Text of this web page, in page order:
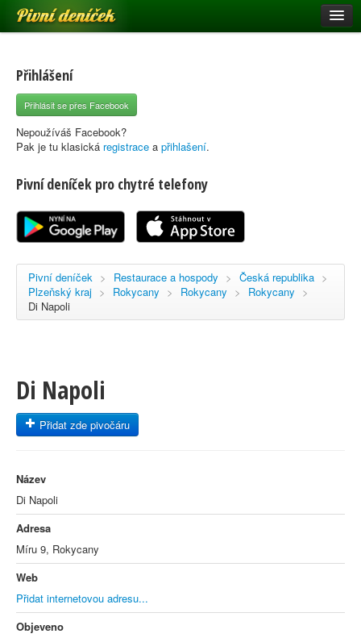
Pivní deníček
Pivní mapa
Pivní značky
Nápověda
Registrace
Přihlášení
Přihlásit se přes Facebook
Nepoužíváš Facebook?
Pak je tu klasická registrace a přihlašení.
Pivní deníček pro chytré telefony
Pivní deníček > Restaurace a hospody > Česká republika >
Plzeňský kraj > Rokycany > Rokycany > Rokycany >
Di Napoli
Di Napoli
Přidat zde pivočáru
Název
Di Napoli
Adresa
Míru 9, Rokycany
Web
Přidat internetovou adresu...
Objeveno